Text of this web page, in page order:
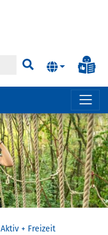
Suchen
Aktiv + Freizeit